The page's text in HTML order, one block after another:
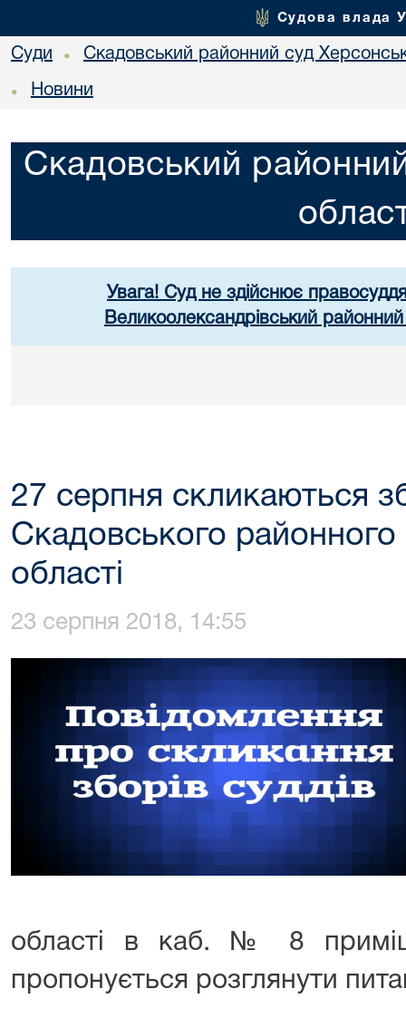
Судова влада
Суди • Скадовський районний суд
• Новини
Скадовський
Увага! Суд не здійснює
Великоолександрівський
27 серпня скликаються
Скадовського районного
області
23 серпня 2018, 14:55
області в каб. № 8
пропонується розглянути